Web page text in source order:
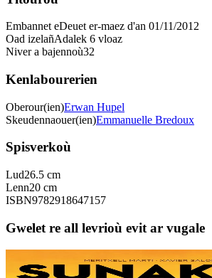
Embannet eDeuet er-maez d'an 01/11/2012
Oad izelañAdalek 6 vloaz
Niver a bajennoù32
Kenlabourerien
Oberour(ien)Erwan Hupel
Skeudennaouer(ien)Emmanuelle Bredoux
Spisverkoù
Lud26.5 cm
Lenn20 cm
ISBN9782918647157
Gwelet re all levrioù evit ar vugale
TES